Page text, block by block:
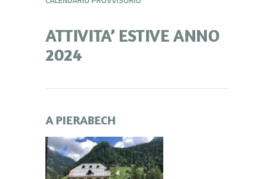
ATTIVITA’ ESTIVE ANNO
2024
A PIERABECH